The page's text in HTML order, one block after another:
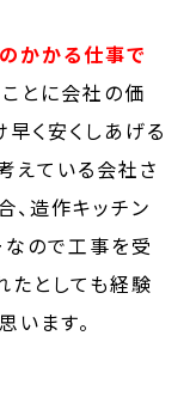
かかる仕事で
ことに会社の価
く安くしあげる
えている会社さ
、造作キッチン
ので工事を受
たとしても経験
います。